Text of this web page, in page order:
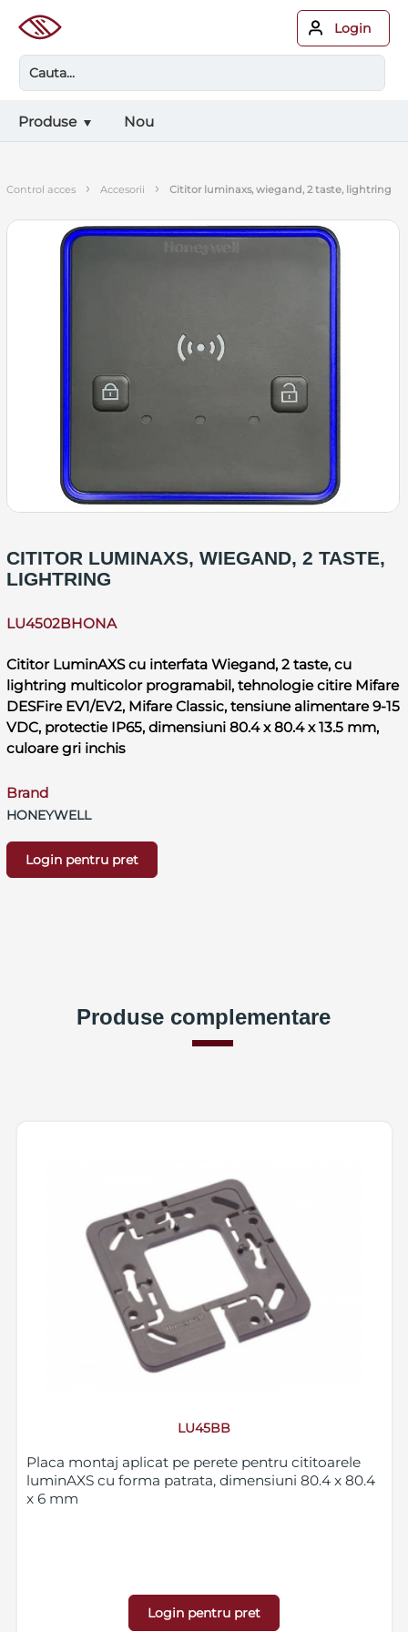
Login
Produse Nou
control acces › accesorii › cititor luminaxs, wiegand, 2 taste, lightring
CITITOR LUMINAXS, WIEGAND, 2 TASTE,
LIGHTRING
LU4502BHONA
Cititor LuminAXS cu interfata Wiegand, 2 taste, cu
lightring multicolor programabil, tehnologie citire Mifare
DESFire EV1/EV2, Mifare Classic, tensiune alimentare 9-15
VDC, protectie IP65, dimensiuni 80.4 x 80.4 x 13.5 mm,
culoare gri inchis
Brand
HONEYWELL
Login pentru pret
Produse complementare
LU45BB
Placa montaj aplicat pe perete pentru cititoarele
luminAXS cu forma patrata, dimensiuni 80.4 x 80.4
x 6 mm
Login pentru pret